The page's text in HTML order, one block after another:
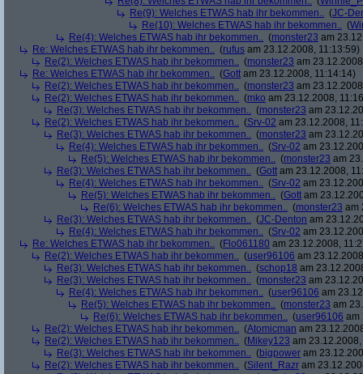
Re(9): Welches ETWAS hab ihr bekommen.. (JC-
Re(10): Welches ETWAS hab ihr bekommen.. (
Re(4): Welches ETWAS hab ihr bekommen.. (monster23 am
Re: Welches ETWAS hab ihr bekommen.. (rufus am 23.12.2008, 11:13:59)
Re(2): Welches ETWAS hab ihr bekommen.. (monster23 am
Re: Welches ETWAS hab ihr bekommen.. (Gott am 23.12.2008, 11:14:14)
Re(2): Welches ETWAS hab ihr bekommen.. (monster23 am
Re(2): Welches ETWAS hab ihr bekommen.. (mko am 23.12.2008,
Re(3): Welches ETWAS hab ihr bekommen.. (monster23 am
Re(2): Welches ETWAS hab ihr bekommen.. (Srv-02 am 23.12.2008,
Re(3): Welches ETWAS hab ihr bekommen.. (monster23 am
Re(4): Welches ETWAS hab ihr bekommen.. (Srv-02 am
Re(5): Welches ETWAS hab ihr bekommen.. (monster23 am
Re(3): Welches ETWAS hab ihr bekommen.. (Gott am 23.12.2008,
Re(4): Welches ETWAS hab ihr bekommen.. (Srv-02 am
Re(5): Welches ETWAS hab ihr bekommen.. (Gott am
Re(6): Welches ETWAS hab ihr bekommen.. (monster23 am
Re(3): Welches ETWAS hab ihr bekommen.. (JC-Denton am
Re(4): Welches ETWAS hab ihr bekommen.. (Srv-02 am
Re: Welches ETWAS hab ihr bekommen.. (Flo061180 am 23.12.2008,
Re(2): Welches ETWAS hab ihr bekommen.. (user96106 am
Re(3): Welches ETWAS hab ihr bekommen.. (schop18 am
Re(3): Welches ETWAS hab ihr bekommen.. (monster23 am
Re(4): Welches ETWAS hab ihr bekommen.. (user96106 am
Re(5): Welches ETWAS hab ihr bekommen.. (monster23 am
Re(6): Welches ETWAS hab ihr bekommen.. (user96106 am
Re(2): Welches ETWAS hab ihr bekommen.. (Atomicman am
Re(2): Welches ETWAS hab ihr bekommen.. (Mikey123 am
Re(3): Welches ETWAS hab ihr bekommen.. (bigpower am
Re(2): Welches ETWAS hab ihr bekommen.. (Silent_Razr am